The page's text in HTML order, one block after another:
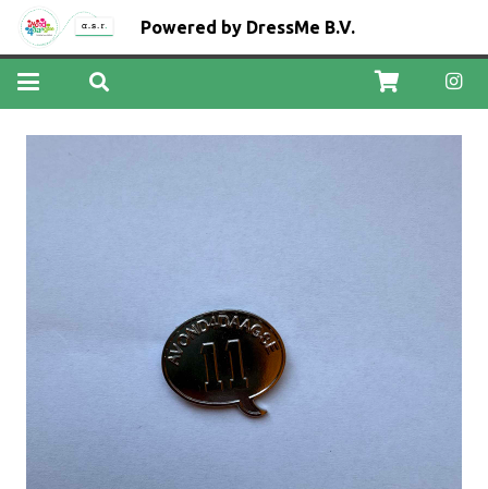
Powered by DressMe B.V.